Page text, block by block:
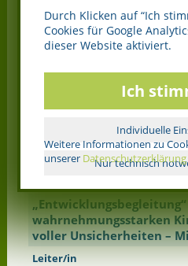
Besonders hinweisen möchten
11.-13.01.2013 stattfindene
der Scham”.
4) Eine weitere für 2014
Wahrnehmungsschulung
Menschen einströmenden
Unsere nächsten
wahrnehmungsstarken
voller Unsicherheiten –
Leiter/in
Durch Klicken auf “Ich
Cookies für Google
dieser Website aktiviert.
Ich
Individuelle
Nur technisch
Weitere Informationen zu
unserer Datenschutzerklärung